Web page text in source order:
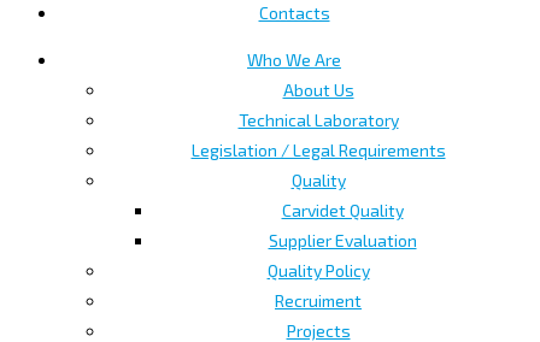
Contacts
Who We Are
About Us
Technical Laboratory
Legislation / Legal Requirements
Quality
Carvidet Quality
Supplier Evaluation
Quality Policy
Recruiment
Projects